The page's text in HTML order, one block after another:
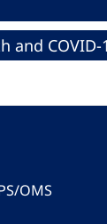
and COVID-
OMS